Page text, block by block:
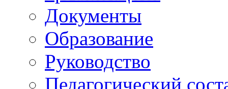
Документы
Образование
Руководство
Педагогический